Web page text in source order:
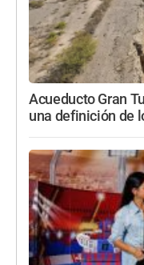
Acueducto Gran
una definición de